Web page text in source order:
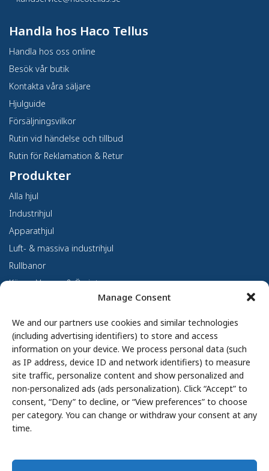
Manage Consent
We and our partners use cookies and similar technologies
(including advertising identifiers) to store and access
information on your device. We process personal data (such
as IP address, device ID and network identifiers) to measure
site traffic, personalize content and show personalized and
non-personalized ads (ads personalization). Click “Accept” to
consent, “Deny” to decline, or “View preferences” to choose
per category. You can change or withdraw your consent at any
time.
Handla hos Haco Tellus
Handla hos oss online
Besök vår butik
Kontakta våra säljare
Hjulguide
Försäljningsvilkor
Rutin vid händelse och tillbud
Rutin för Reklamation & Retur
Produkter
Alla hjul
Industrihjul
Apparathjul
Luft- & massiva industrihjul
Rullbanor
Kärror, Vagnar & Övrigt
Om oss
Om Haco Tellus
Vår verksamhet
Vår historia
Branscher
Hållbarhet
Integritetspolicy
Whistleblowing